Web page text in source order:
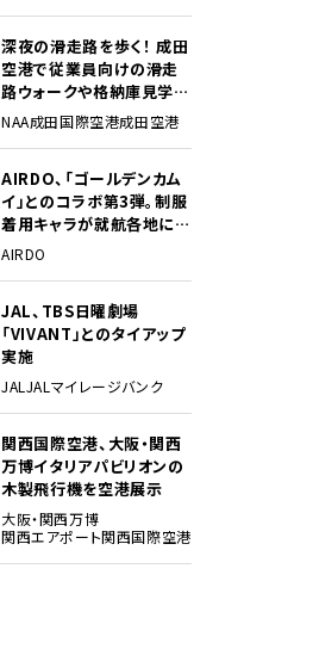
深夜の滑走路を歩く！ 成田
空港で従業員向けの滑走
路ウォークや格納庫見学イ
ベントを初開催
NAA成田国際空港成田空港
AIRDO、「ゴールデンカム
イ」とのコラボ第3弾。制服
着用キャラが就航各地に登
場
AIRDO
JAL、TBS日曜劇場
「VIVANT」とのタイアップ
実施
JAL JALマイレージバンク
関西国際空港、大阪・関西
万博イタリアパビリオンの
木製飛行機を空港展示
大阪・関西万博
関西エアポート関西国際空港